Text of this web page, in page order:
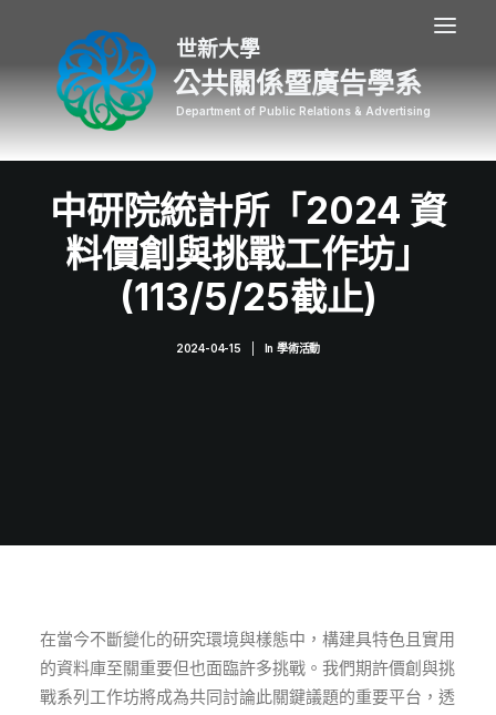
公共關係暨廣告學系
中研院統計所「2024 資
料價創與挑戰工作坊」
(113/5/25截止)
2024-04-15 In 學術活動
在當今不斷變化的研究環境與樣態中，構建具特色且實用
的資料庫至關重要但也面臨許多挑戰。我們期許價創與挑
戰系列工作坊將成為共同討論此關鍵議題的重要平台，透